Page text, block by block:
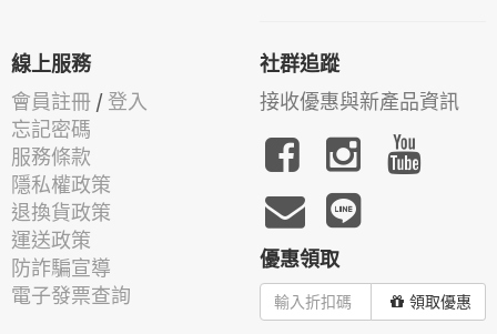
線上服務
會員註冊 / 登入
忘記密碼
服務條款
隱私權政策
退換貨政策
運送政策
防詐騙宣導
電子發票查詢
社群追蹤
接收優惠與新產品資訊
優惠領取
領取優惠